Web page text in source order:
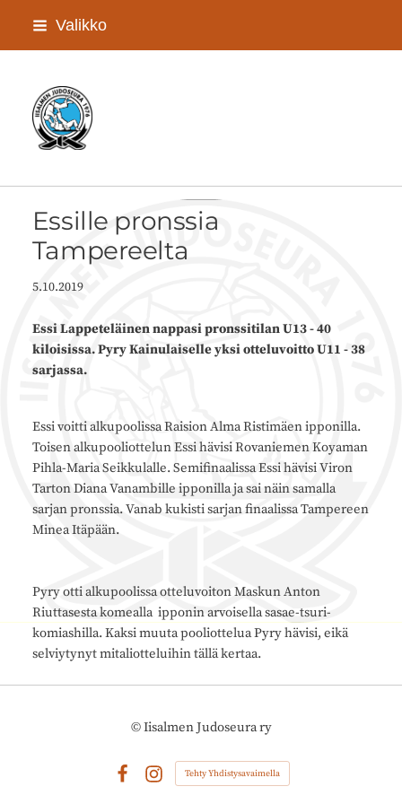
Siirry
Valikko
Iisalmen Judoseura ry
Essille pronssia
Tampereelta
5.10.2019
Essi Lappeteläinen nappasi pronssitilan U13 - 40
kiloisissa. Pyry Kainulaiselle yksi otteluvoitto U11 - 38
sarjassa.
Essi voitti alkupoolissa Raision Alma Ristimäen ipponilla.
Toisen alkupooliottelun Essi hävisi Rovaniemen Koyaman
Pihla-Maria Seikkulalle. Semifinaalissa Essi hävisi Viron
Tarton Diana Vanambille ipponilla ja sai näin samalla
sarjan pronssia. Vanab kukisti sarjan finaalissa Tampereen
Minea Itäpään.
Pyry otti alkupoolissa otteluvoiton Maskun Anton
Riuttasesta komealla ipponin arvoisella sasae-tsuri-
komiashilla. Kaksi muuta pooliottelua Pyry hävisi, eikä
selviytynyt mitaliotteluihin tällä kertaa.
©Iisalmen Judoseura ry
Tehty Yhdistysavaimella